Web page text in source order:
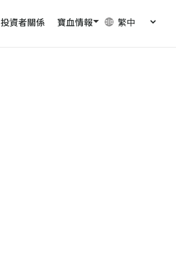
投資者關係 寶血情報